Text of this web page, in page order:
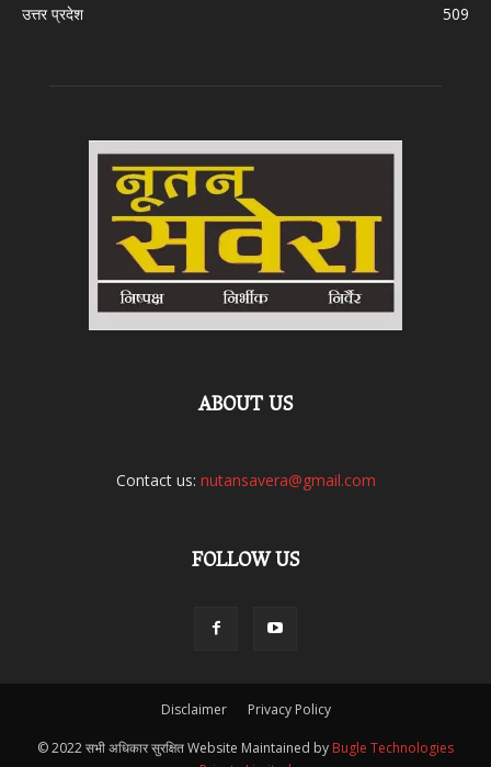
उत्तर प्रदेश
509
ABOUT US
Contact us: nutansavera@gmail.com
FOLLOW US
Disclaimer Privacy Policy
© 2022 सभी अधिकार सुरक्षित Website Maintained by Bugle Technologies